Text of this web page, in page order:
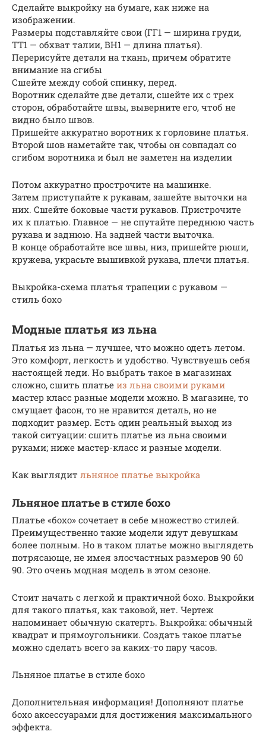
Сделайте выкройку на бумаге, как ниже на
изображении.
Размеры подставляйте свои (ГГ1 — ширина груди,
ТТ1 — обхват талии, ВН1 — длина платья).
Перерисуйте детали на ткань, причем обратите
внимание на сгибы
Сшейте между собой спинку, перед.
Воротник сделайте две детали, сшейте их с трех
сторон, обработайте швы, выверните его, чтоб не
видно было швов.
Пришейте аккуратно воротник к горловине платья.
Второй шов наметайте так, чтобы он совпадал со
сгибом воротника и был не заметен на изделии
Потом аккуратно прострочите на машинке.
Затем приступайте к рукавам, зашейте выточки на
них. Сшейте боковые части рукавов. Пристрочите
их к платью. Главное — не спутайте переднюю часть
рукава и заднюю. На задней части выточка.
В конце обработайте все швы, низ, пришейте рюши,
кружева, украсьте вышивкой рукава, плечи платья.
Выкройка-схема платья трапеции с рукавом —
стиль бохо
Модные платья из льна
Платья из льна — лучшее, что можно одеть летом.
Это комфорт, легкость и удобство. Чувствуешь себя
настоящей леди. Но выбрать такое в магазинах
сложно, сшить платье из льна своими руками
мастер класс разные модели можно. В магазине, то
смущает фасон, то не нравится деталь, но не
подходит размер. Есть один реальный выход из
такой ситуации: сшить платье из льна своими
руками; ниже мастер-класс и разные модели.
Как выглядит льняное платье выкройка
Льняное платье в стиле бохо
Платье «бохо» сочетает в себе множество стилей.
Преимущественно такие модели идут девушкам
более полным. Но в таком платье можно выглядеть
потрясающе, не имея злосчастных размеров 90 60
90. Это очень модная модель в этом сезоне.
Стоит начать с легкой и практичной бохо. Выкройки
для такого платья, как таковой, нет. Чертеж
напоминает обычную скатерть. Выкройка: обычный
квадрат и прямоугольники. Создать такое платье
можно сделать всего за каких-то пару часов.
Льняное платье в стиле бохо
Дополнительная информация! Дополняют платье
бохо аксессуарами для достижения максимального
эффекта.